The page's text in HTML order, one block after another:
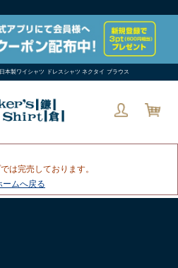
本製ワイシャツ ドレスシャツ ネクタイ ブラウス
は完売しております。
ームへ戻る